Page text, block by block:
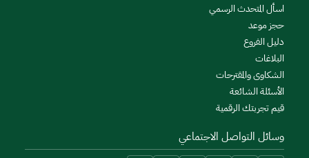
اسأل المتحدث الرسمي
حجز موعد
دليل الفروع
البلاغات
الشكاوى والمقترحات
الأسئلة الشائعة
قيم تجربتك الرقمية
وسائل التواصل الاجتماعي